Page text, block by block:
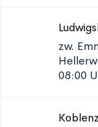
zw.
08:00
Koblenz